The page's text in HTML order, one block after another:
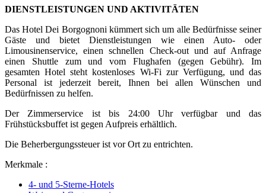
DIENSTLEISTUNGEN UND AKTIVITÄTEN
Das Hotel Dei Borgognoni kümmert sich um alle Bedürfnisse seiner
Gäste und bietet Dienstleistungen wie einen Auto- oder
Limousinenservice, einen schnellen Check-out und auf Anfrage
einen Shuttle zum und vom Flughafen (gegen Gebühr). Im
gesamten Hotel steht kostenloses Wi-Fi zur Verfügung, und das
Personal ist jederzeit bereit, Ihnen bei allen Wünschen und
Bedürfnissen zu helfen.
Der Zimmerservice ist bis 24:00 Uhr verfügbar und das
Frühstücksbuffet ist gegen Aufpreis erhältlich.
Die Beherbergungssteuer ist vor Ort zu entrichten.
Merkmale :
4- und 5-Sterne-Hotels